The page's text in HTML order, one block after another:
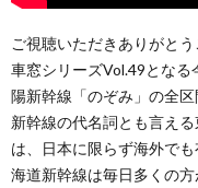
ご視聴いただきありがとう
車窓シリーズVol.49とな
陽新幹線「のぞみ」の全区
新幹線の代名詞とも言え
は、日本に限らず海外で
海道新幹線は毎日多くの